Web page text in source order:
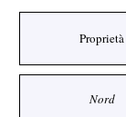
Proprietà
Nord